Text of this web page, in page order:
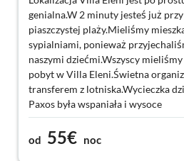
genialna.W 2 minuty jesteś już przy
piaszczystej plaży.Mieliśmy
sypialniami, ponieważ
naszymi dziećmi.Wszyscy mieliśmy
pobyt w Villa Eleni.Świetna
transferem z lotniska.Wycieczka
Paxos była wspaniała i wysoce
zalecana.Zostaliśmy odebrani rano
autobusem i mieliśmy wspaniały
od 55€ noc